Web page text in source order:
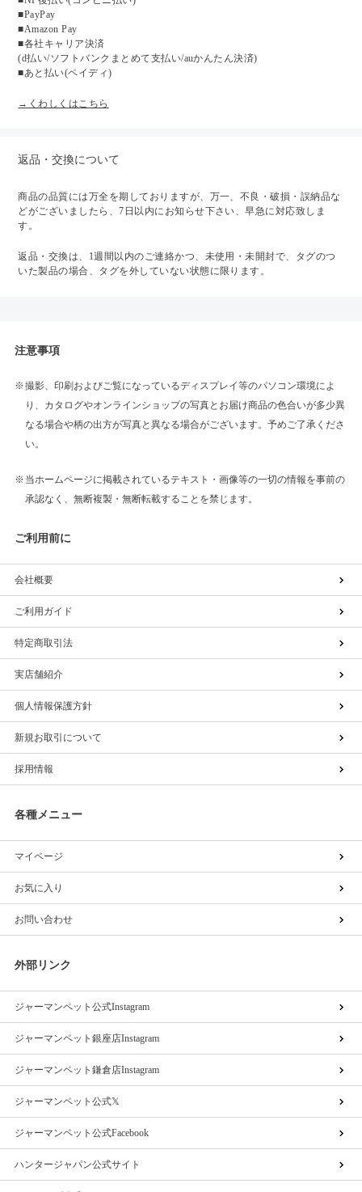
■PayPay
■Amazon Pay
■各社キャリア決済
(d払い/ソフトバンクまとめて支払い/auかんたん決済)
■あと払い(ペイディ)
→くわしくはこちら
返品・交換について
商品の品質には万全を期しておりますが、万一、不良・破損・誤納品な
どがございましたら、7日以内にお知らせ下さい、早急に対応致しま
す。
返品・交換は、1週間以内のご連絡かつ、未使用・未開封で、タグのつ
いた製品の場合、タグを外していない状態に限ります。
注意事項
撮影、印刷およびご覧になっているディスプレイ等のパソコン環境によ
り、カタログやオンラインショップの写真とお届け商品の色合いが多少異
なる場合や柄の出方が写真と異なる場合がございます。予めご了承くださ
い。
当ホームページに掲載されているテキスト・画像等の一切の情報を事前の
承認なく、無断複製・無断転載することを禁じます。
ご利用前に
会社概要
ご利用ガイド
特定商取引法
実店舗紹介
個人情報保護方針
新規お取引について
採用情報
各種メニュー
マイページ
お気に入り
お問い合わせ
外部リンク
ジャーマンペット公式Instagram
ジャーマンペット銀座店Instagram
ジャーマンペット鎌倉店Instagram
ジャーマンペット公式𝕏
ジャーマンペット公式Facebook
ハンタージャパン公式サイト